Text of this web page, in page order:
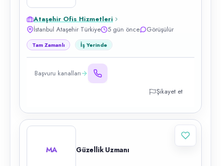
Ataşehir Ofis Hizmetleri
İstanbul Ataşehir Türkiye
5 gün önce Görüşülür
Tam Zamanlı İş Yerinde
Başvuru kanalları
Şikayet et
MA Güzellik Uzmanı